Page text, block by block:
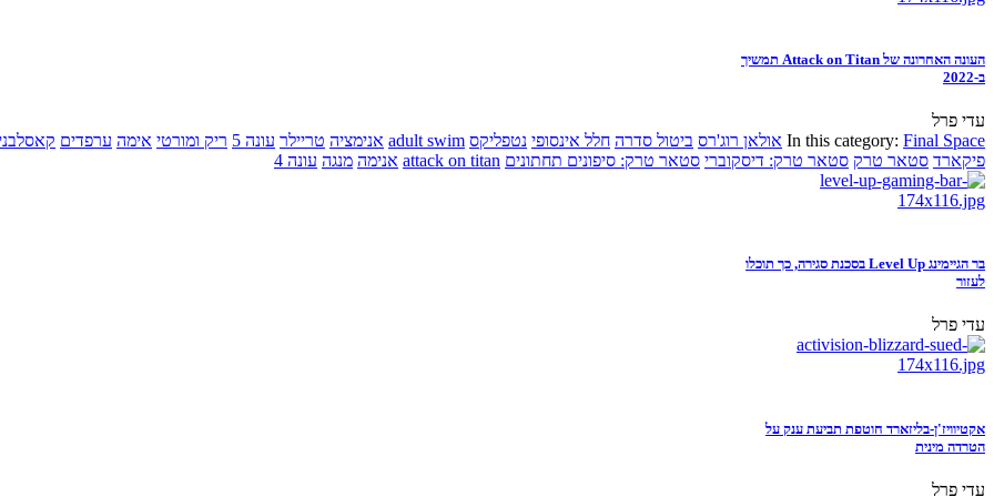
העונה האחרונה של Attack on Titan תמשיך
ב-2022
עדי פרל
In this category: Final Space אולאן רוג'רס ביטול סדרה חלל אינסופי נטפליקס adult swim אנימציה טריילר עונה 5 ריק ומורטי אימה ערפדים
פיקארד סטאר טרק סטאר טרק: דיסקוברי סטאר טרק: סיפונים תחתונים attack on titan אנימה מנגה עונה 4
בר הגיימינג Level Up בסכנת סגירה, כך תוכלו
לעזור
עדי פרל
אקטיוויז'ן-בליזארד חוטפת תביעת ענק על
הטרדה מינית
עדי פרל